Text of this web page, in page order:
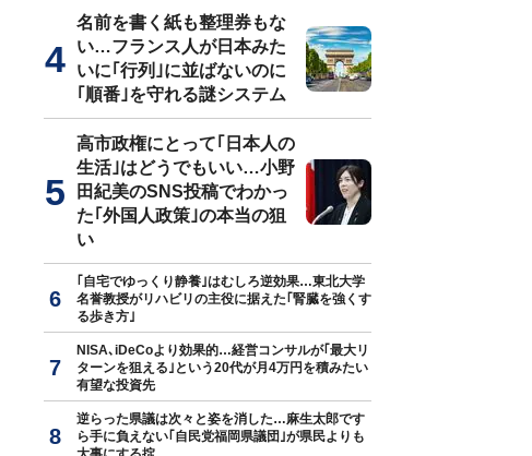
名前を書く紙も整理券もな
い…フランス人が日本みた
いに｢行列｣に並ばないのに
｢順番｣を守れる謎システム
高市政権にとって｢日本人の
生活｣はどうでもいい…小野
田紀美のSNS投稿でわかっ
た｢外国人政策｣の本当の狙
い
｢自宅でゆっくり静養｣はむしろ逆効果…東北大学
名誉教授がリハビリの主役に据えた｢腎臓を強くす
る歩き方｣
NISA､iDeCoより効果的…経営コンサルが｢最大リ
ターンを狙える｣という20代が月4万円を積みたい
有望な投資先
逆らった県議は次々と姿を消した…麻生太郎です
ら手に負えない｢自民党福岡県議団｣が県民よりも